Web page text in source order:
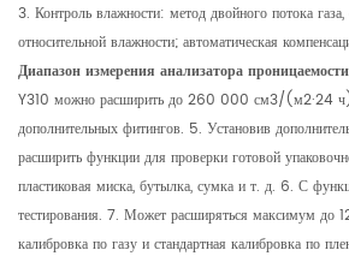
3. Контроль влажности: метод двойного потока газа,
относительной влажности; автоматическая
Диапазон измерения анализатора
Y310 можно расширить до 260 000 см3/(м2·24 ч)
дополнительных фитингов. 5. Установив
расширить функции для проверки готовой
пластиковая миска, бутылка, сумка и т. д. 6. С
тестирования. 7. Может расширяться максимум до
калибровка по газу и стандартная калибровка по